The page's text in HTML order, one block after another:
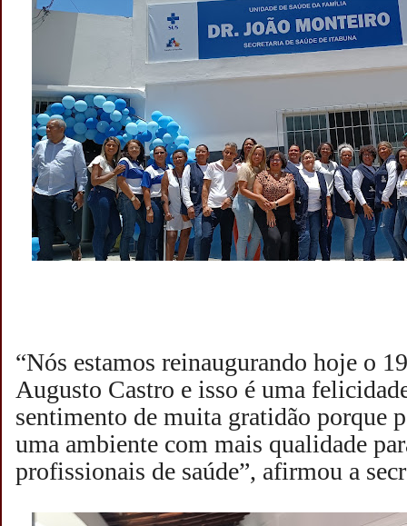
“Nós estamos reinaugurando hoje o
Augusto Castro e isso é uma
sentimento de muita gratidão porque
uma ambiente com mais qualidade
profissionais de saúde”, afirmou a